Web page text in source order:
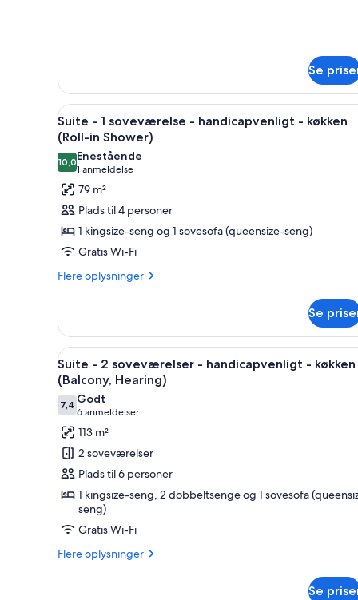
(Kitchenette)
seng
handicapvenligt
-
badekar
(Kitchenette)
Se
Indlæs
alle
billeder
af
Suite
-
1
soveværelse
handicapvenligt
(Roll-
in
Shower)
Et hotelværelse med en stor
6
Suite - 1 soveværelse - handicapvenligt - køkken
(Roll-in Shower)
10,010,0 ud af 10
Enestående
1 anmeldelse
(1
anmeldelse)
79 m²
Plads til 4 personer
1 kingsize-seng og 1 sovesofa (queensize-seng)
Gratis Wi-Fi
Flere oplysninger
Flere
-
soveværelse
-
handicapvenligt
-
køkken
(Roll-
in
Shower)
Se
Indlæs
alle
billeder
af
Suite
-
2
soveværelser
-
handicapvenligt
køkken
En stue med sofa, skammel
12
Suite - 2 soveværelser - handicapvenligt - køkken
(Balcony, Hearing)
7,47,4 ud af 10
Godt
6 anmeldelser
(6
anmeldelser)
113 m²
2 soveværelser
Plads til 6 personer
1 kingsize-seng, 2 dobbeltsenge og 1 sovesofa
seng)
Gratis Wi-Fi
Flere oplysninger
Flere
Se